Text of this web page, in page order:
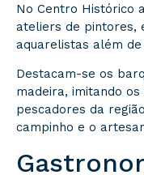
No Centro Histórico
ateliers de pintores,
aquarelistas além
Destacam-se os
madeira, imitando
pescadores da
campinho e o